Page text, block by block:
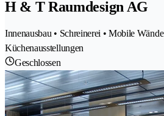
H & T Raumdesign AG
Innenausbau • Schreinerei • Mobile
Küchenausstellungen
Geschlossen